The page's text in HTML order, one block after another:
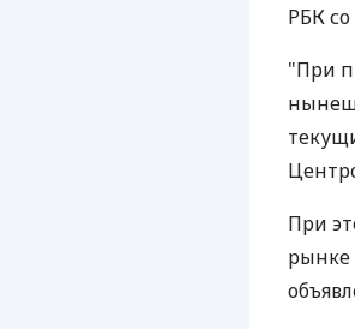
РБК
"При
При
рынке